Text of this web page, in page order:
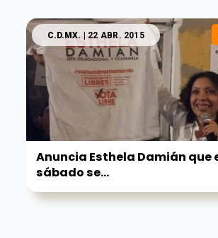
C.D.MX. | 22 ABR. 2015
Anuncia Esthela Damián que
sábado se...